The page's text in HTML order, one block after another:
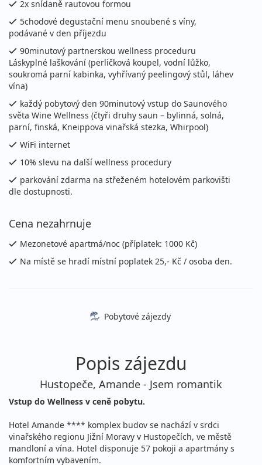
Sleva 3%4 950 Kč 4 790 Kč
cena za 3 dny (2 noci)
23.08. - 25.08.2026
neděle - úterý
vlastní
Sleva 3%4 950 Kč 4 790 Kč
24.08. - 26.08.2026
pondělí - středa
snídaně
vlastní
Sleva 3%
cena za 3 dny (2 noci)
28.08. - 30.08.2026
pátek - neděle
snídaně
cena za 3 dny (2 noci)
30.08. - 01.09.2026
neděle - úterý
vlastní
31.08. - 02.09.2026
snídaně
Sleva 3% 4 950 Kč 4 790 Kč
cena za 3 dny (2 noci)
září 2026
04.09. - 06.09.2026
pátek - neděle
snídaně
vlastní
Sleva 3%4 950 Kč 4 790 Kč
2x snídaně rautovou formou
5chodové degustační menu snoubené s víny,
podávané v den příjezdu
90minutový partnerskou wellness proceduru
Láskyplné laškování (perličková koupel, vodní lůžko,
soukromá parní kabinka, vyhřívaný peelingový stůl, láhev
vína)
každý pobytový den 90minutový vstup do Saunového
světa Wine Wellness (čtyři druhy saun – bylinná, solná,
parní, finská, Kneippova vinařská stezka, Whirpool)
WiFi internet
10% slevu na další wellness procedury
parkování zdarma na střeženém hotelovém parkovišti
dle dostupnosti.
Cena nezahrnuje
Mezonetové apartmá/noc (příplatek: 1000 Kč)
Na místě se hradí místní poplatek 25,- Kč / osoba den.
Pobytové zájezdy
Popis zájezdu
Hustopeče, Amande - Jsem romantik
Vstup do Wellness v ceně pobytu.
Hotel Amande **** komplex budov se nachází v srdci
vinařského regionu Jižní Moravy v Hustopečích, ve městě
mandloní a vína. Hotel disponuje 57 pokoji a apartmány s
komfortním vybavením.